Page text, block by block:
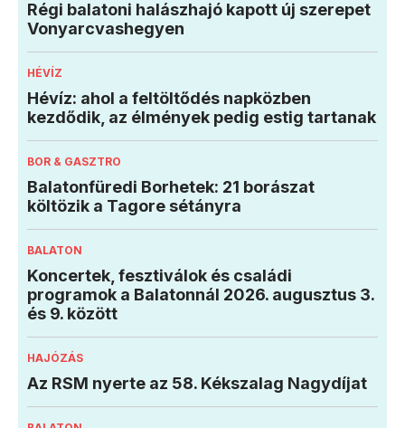
Régi balatoni halászhajó kapott új szerepet
Vonyarcvashegyen
HÉVÍZ
Hévíz: ahol a feltöltődés napközben
kezdődik, az élmények pedig estig tartanak
BOR & GASZTRO
Balatonfüredi Borhetek: 21 borászat
költözik a Tagore sétányra
BALATON
Koncertek, fesztiválok és családi
programok a Balatonnál 2026. augusztus 3.
és 9. között
HAJÓZÁS
Az RSM nyerte az 58. Kékszalag Nagydíjat